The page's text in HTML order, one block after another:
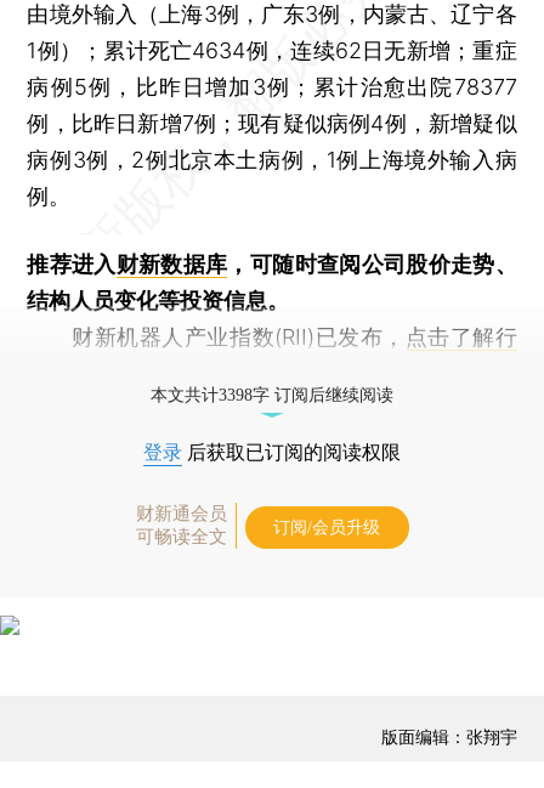
由境外输入（上海3例，广东3例，内蒙古、辽宁各
1例）；累计死亡4634例，连续62日无新增；重症
病例5例，比昨日增加3例；累计治愈出院78377
例，比昨日新增7例；现有疑似病例4例，新增疑似
病例3例，2例北京本土病例，1例上海境外输入病
例。
推荐进入财新数据库 ，可随时查阅公司股价走势、
结构人员变化等投资信息。
财新机器人产业指数(RII)已发布， 点击了解行
本文共计3398字 订阅后继续阅读
登录 后获取已订阅的阅读权限
财新通会员
可畅读全文
订阅/会员升级
版面编辑：张翔宇